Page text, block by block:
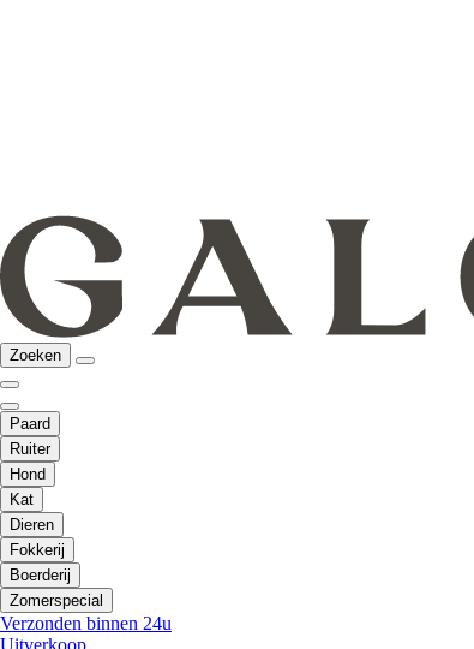
Zoeken
Paard
Ruiter
Hond
Kat
Dieren
Fokkerij
Boerderij
Zomerspecial
Verzonden binnen 24u